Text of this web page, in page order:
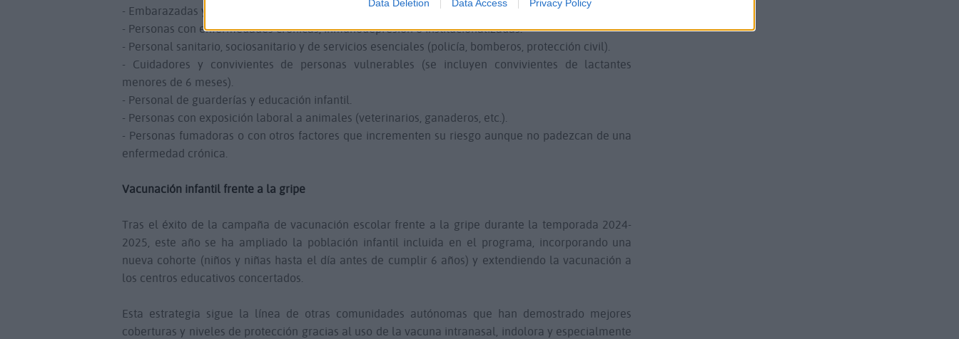
Data Deletion Data Access Privacy Policy
- Embarazadas y mujeres en puerperio.
- Personas con enfermedades crónicas, inmunodepresión o institucionalizadas.
- Personal sanitario, sociosanitario y de servicios esenciales (policía, bomberos, protección civil).
- Cuidadores y convivientes de personas vulnerables (se incluyen convivientes de lactantes
menores de 6 meses).
- Personal de guarderías y educación infantil.
- Personas con exposición laboral a animales (veterinarios, ganaderos, etc.).
- Personas fumadoras o con otros factores que incrementen su riesgo aunque no padezcan de una
enfermedad crónica.
Vacunación infantil frente a la gripe
Tras el éxito de la campaña de vacunación escolar frente a la gripe durante la temporada 2024-
2025, este año se ha ampliado la población infantil incluida en el programa, incorporando una
nueva cohorte (niños y niñas hasta el día antes de cumplir 6 años) y extendiendo la vacunación a
los centros educativos concertados.
Esta estrategia sigue la línea de otras comunidades autónomas que han demostrado mejores
coberturas y niveles de protección gracias al uso de la vacuna intranasal, indolora y especialmente